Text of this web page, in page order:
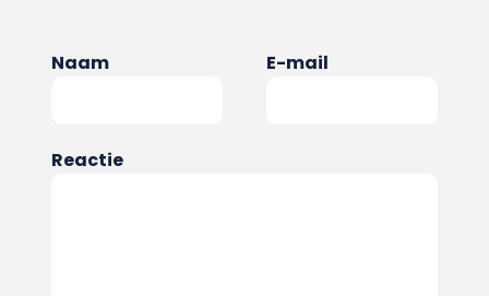
Naam E-mail
Reactie